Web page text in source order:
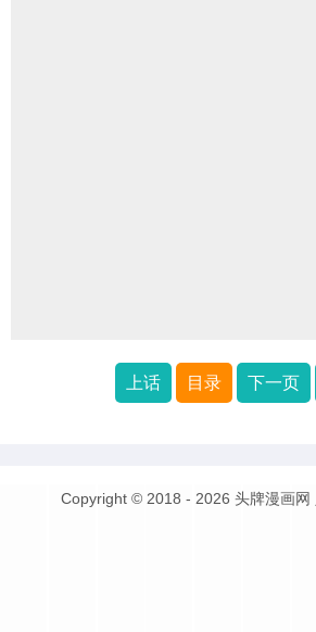
上话 目录 下一页
Copyright © 2018 - 2026 头牌漫画网